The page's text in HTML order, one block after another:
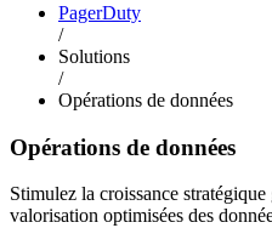
PagerDuty
/
Solutions
/
Opérations de données
Opérations de données
Stimulez la croissance
valorisation optimisées des